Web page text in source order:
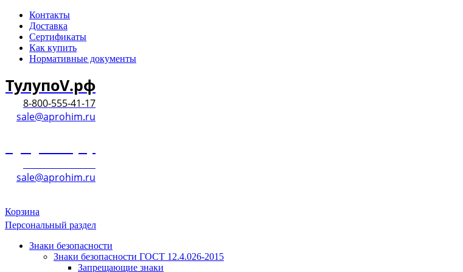
Контакты
Доставка
Сертификаты
Как купить
Нормативные документы
ТулупоV.рф
8-800-555-41-17
sale@aprohim.ru
sale@aprohim.ru
Корзина
Персональный раздел
Знаки безопасности
Знаки безопасности ГОСТ 12.4.026-2015
Запрещающие знаки